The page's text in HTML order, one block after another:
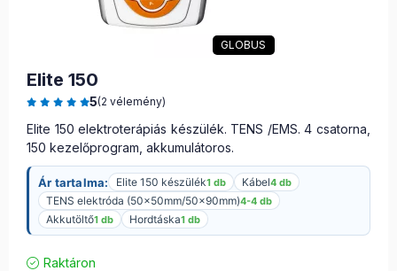
GLOBUS
Elite 150
5(2 vélemény)
Elite 150 elektroterápiás készülék. TENS /EMS. 4 csatorna,
150 kezelőprogram, akkumulátoros.
Ár tartalma: Elite 150 készülék1 db Kábel4 db
TENS elektróda (50x50mm/50x90mm)4-4 db
Akkutöltő1 db Hordtáska1 db
Raktáron